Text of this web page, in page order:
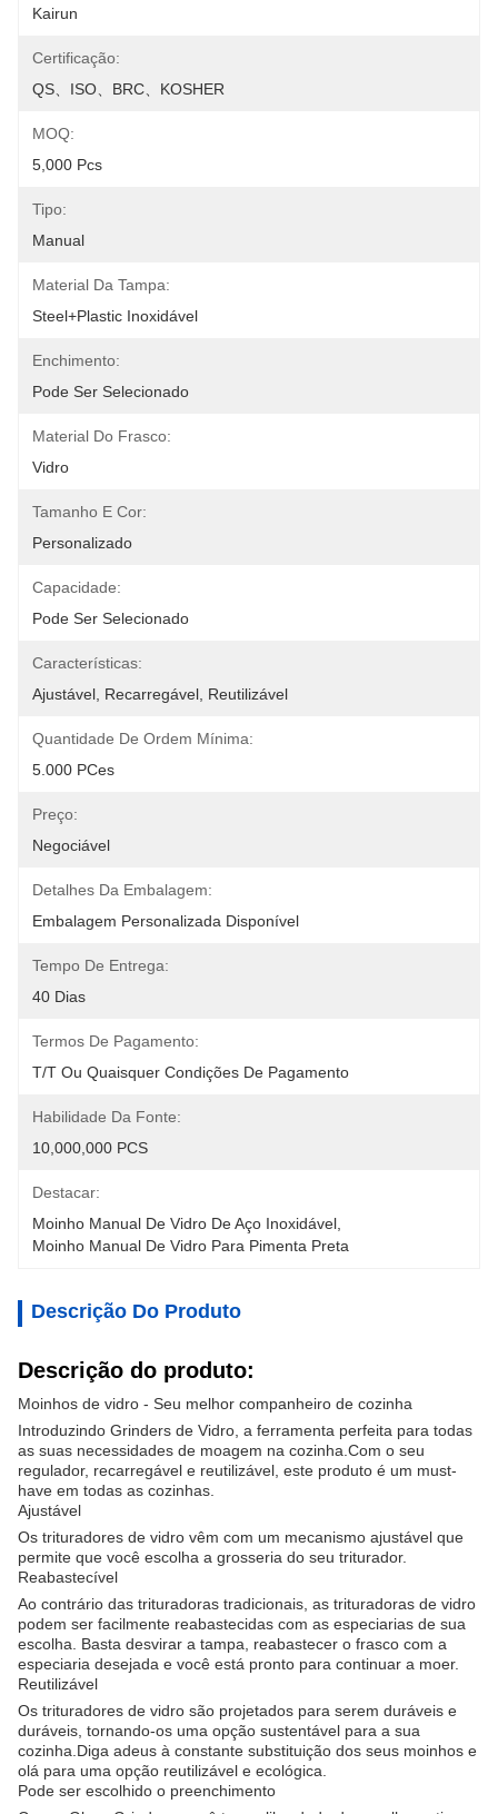
Kairun
Certificação:
QS、ISO、BRC、KOSHER
MOQ:
5,000 Pcs
Tipo:
Manual
Material Da Tampa:
Steel+Plastic Inoxidável
Enchimento:
Pode Ser Selecionado
Material Do Frasco:
Vidro
Tamanho E Cor:
Personalizado
Capacidade:
Pode Ser Selecionado
Características:
Ajustável, Recarregável, Reutilizável
Quantidade De Ordem Mínima:
5.000 PCes
Preço:
Negociável
Detalhes Da Embalagem:
Embalagem Personalizada Disponível
Tempo De Entrega:
40 Dias
Termos De Pagamento:
T/T Ou Quaisquer Condições De Pagamento
Habilidade Da Fonte:
10,000,000 PCS
Destacar:
Moinho Manual De Vidro De Aço Inoxidável
Moinho Manual De Vidro Para Pimenta Preta
Descrição Do Produto
Descrição do produto:
Moinhos de vidro - Seu melhor companheiro de cozinha
Introduzindo Grinders de Vidro, a ferramenta perfeita para todas
as suas necessidades de moagem na cozinha.Com o seu
regulador, recarregável e reutilizável, este produto é um must-
have em todas as cozinhas.
Ajustável
Os trituradores de vidro vêm com um mecanismo ajustável que
permite que você escolha a grosseria do seu triturador.
Reabastecível
Ao contrário das trituradoras tradicionais, as trituradoras de vidro
podem ser facilmente reabastecidas com as especiarias de sua
escolha. Basta desvirar a tampa, reabastecer o frasco com a
especiaria desejada e você está pronto para continuar a moer.
Reutilizável
Os trituradores de vidro são projetados para serem duráveis e
duráveis, tornando-os uma opção sustentável para a sua
cozinha.Diga adeus à constante substituição dos seus moinhos e
olá para uma opção reutilizável e ecológica.
Pode ser escolhido o preenchimento